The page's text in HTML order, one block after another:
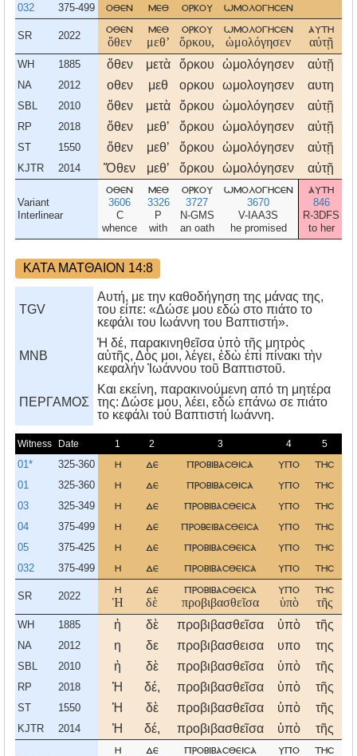
032 375-499 οθεν μεθ ορκου ωμολογησεν
SR 2022
οθεν
ὅθεν
μεθ
μεθʼ
ορκου
ὅρκου,
ωμολογησεν
ὡμολόγησεν
αυτη
αὐτῇ
WH 1885 ὅθεν μετὰ ὅρκου ὡμολόγησεν αὐτῇ
NA 2012 οθεν μεθ ορκου ωμολογησεν αυτη
SBL 2010 ὅθεν μετὰ ὅρκου ὡμολόγησεν αὐτῇ
RP 2018 ὅθεν μεθʼ ὅρκου ὡμολόγησεν αὐτῇ
ST 1550 ὅθεν μεθʼ ὅρκου ὡμολόγησεν αὐτῇ
KJTR 2014 Ὅθεν μεθʼ ὅρκου ὡμολόγησεν αὐτῇ
Variant
Interlinear
οθεν
3606
C
whence
μεθ
3326
P
with
ορκου
3727
N-GMS
an oath
ωμολογησεν
3670
V-IAA3S
he promised
αυτη
846
R-3DFS
to her
ΚΑΤΑ ΜΑΤΘΑΙΟΝ 14:8
TGV
Αυτή, με την καθοδήγηση της μάνας της,
του είπε: «Δώσε μου εδώ στο πιάτο το
κεφάλι του Ιωάννη του Βαπτιστή».
MNB
Ἡ δέ, παρακινηθεῖσα ὑπὸ τῆς μητρὸς
αὑτῆς, Δὸς μοι, λέγει, ἐδὼ ἐπὶ πίνακι τὴν
κεφαλήν Ἰωάννου τοῦ Βαπτιστοῦ.
ΠΕΡΓΑΜΟΣ
Kαι εκείνη, παρακινούμενη από τη μητέρα
της: Δώσε μου, λέει, εδώ επάνω σε πιάτο
το κεφάλι τού Bαπτιστή Iωάννη.
Witness Date 1 2 3 4 5
01* 325-360 η δε προβιβασθισα υπο τησ
01 325-360 η δε προβιβασθισα υπο τησ
03 325-349 η δε προβιβασθεισα υπο τησ
04 375-499 η δε προβειβασθεισα υπο τησ
05 375-425 η δε προβιβασθεισα υπο τησ
032 375-499 η δε προβιβασθεισα υπο τησ
SR 2022
η
Ἡ
δε
δὲ
προβιβασθεισα
προβιβασθεῖσα
υπο
ὑπὸ
τησ
τῆς
WH 1885 ἡ δὲ προβιβασθεῖσα ὑπὸ τῆς
NA 2012 η δε προβιβασθεισα υπο της
SBL 2010 ἡ δὲ προβιβασθεῖσα ὑπὸ τῆς
RP 2018 Ἡ δέ, προβιβασθεῖσα ὑπὸ τῆς
ST 1550 Ἡ δὲ προβιβασθεῖσα ὑπὸ τῆς
KJTR 2014 Ἡ δέ, προβιβασθεῖσα ὑπὸ τῆς
η δε προβιβασθεισα υπο τησ